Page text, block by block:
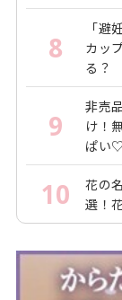
8
「避
カッ
る？
9
非売
け！
ぱい♡
10
花の
選！